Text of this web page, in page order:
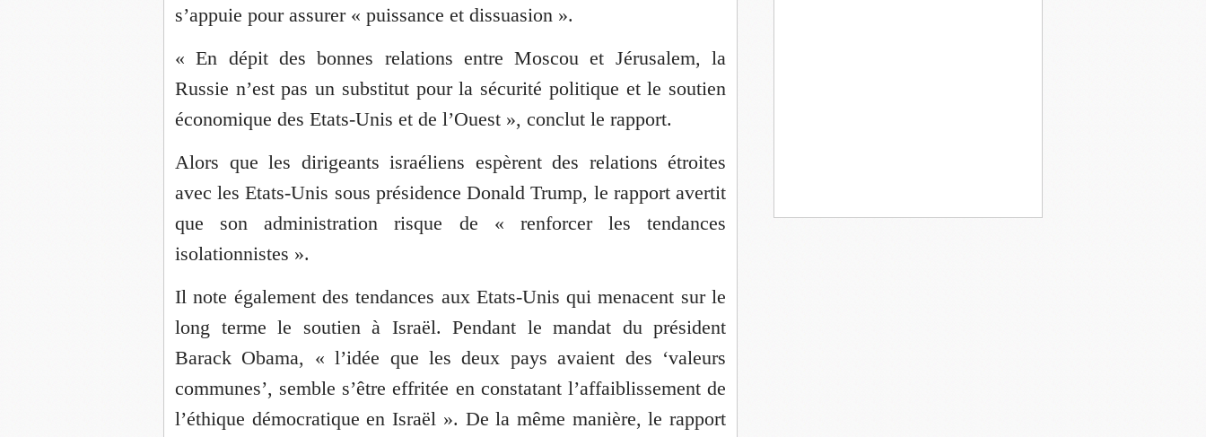
s’appuie pour assurer « puissance et dissuasion ».
« En dépit des bonnes relations entre Moscou et Jérusalem, la
Russie n’est pas un substitut pour la sécurité politique et le soutien
économique des Etats-Unis et de l’Ouest », conclut le rapport.
Alors que les dirigeants israéliens espèrent des relations étroites
avec les Etats-Unis sous présidence Donald Trump, le rapport avertit
que son administration risque de « renforcer les tendances
isolationnistes ».
Il note également des tendances aux Etats-Unis qui menacent sur le
long terme le soutien à Israël. Pendant le mandat du président
Barack Obama, « l’idée que les deux pays avaient des ‘valeurs
communes’, semble s’être effritée en constatant l’affaiblissement de
l’éthique démocratique en Israël ». De la même manière, le rapport